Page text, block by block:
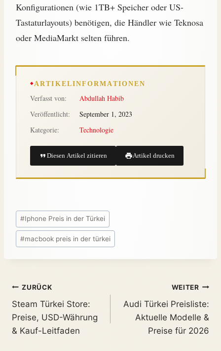
Konfigurationen (wie 1TB+ Speicher oder US-
Tastaturlayouts) benötigen, die Händler wie Teknosa
oder MediaMarkt selten führen.
ARTIKELINFORMATIONEN
Verfasst von:
Abdullah Habib
Veröffentlicht:
September 1, 2023
Kategorie:
Technologie
Diesen Artikel zitieren Artikel drucken
#Iphone Preis in der Türkei
#macbook preis in der türkei
ZURÜCK
Steam Türkei Store:
Preise, USD-Währung
& Kauf-Leitfaden
WEITER
Audi Türkei Preisliste:
Aktuelle Modelle &
Preise für 2026